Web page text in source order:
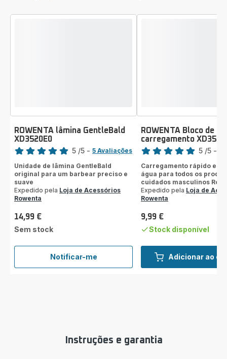
Notificar-me
ROWENTA
lâmina
ROWENTA lâmina GentleBald
XD3520E0
Classificação
de
cinco
estrelas
(média)
5 /5 - 5 Avaliações
Unidade de lâmina GentleBald
original para um barbear preciso e
suave
Expedido pela Loja de Acessórios
Rowenta
Preço
14,99 €
Sem stock
Adicionar ao
ROWENTA Bloco de
carregamento
Classificação
de
cinco
estrelas
(média)
5 /5 -
Carregamento rápido e
água para todos os
cuidados masculinos
Expedido pela Loja de
Rowenta
Preço
9,99 €
Stock disponível
Instruções e garantia